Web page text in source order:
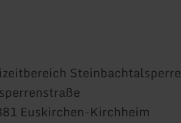
Steinbachtalsperre
Euskirchen-Kirchheim